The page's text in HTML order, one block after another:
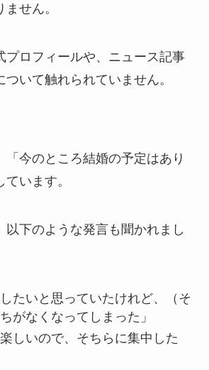
せん。
プロフィールや、ニュース記事
いて触れられていません。
「今のところ結婚の予定はあり
います。
以下のような発言も聞かれまし
したいと思っていたけれど、（そ
がなくなってしまった」
楽しいので、そちらに集中した